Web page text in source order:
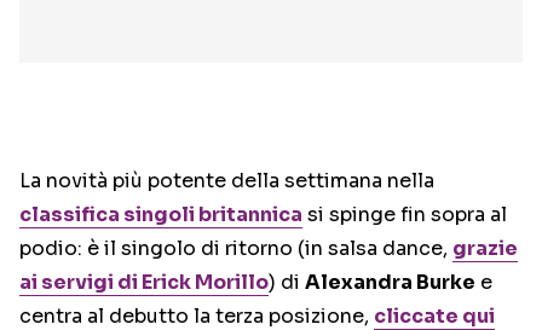
La novità più potente della settimana nella
classifica singoli britannica si spinge fin sopra al
podio: è il singolo di ritorno (in salsa dance, grazie
ai servigi di Erick Morillo) di Alexandra Burke e
centra al debutto la terza posizione, cliccate qui